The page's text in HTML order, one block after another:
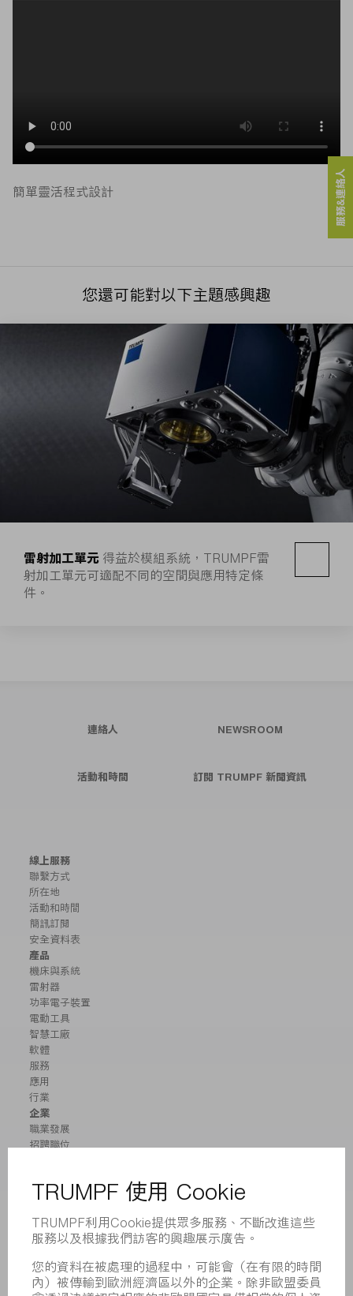
簡單靈活程式設計
您還可能對以下主題感興趣
雷射加工單元 得益於模組系統，TRUMPF雷
射加工單元可適配不同的空間與應用特定條
件。
服務&連絡人
連絡人 NEWSROOM
活動和時間 訂閱 TRUMPF 新聞資訊
線上服務
聯繫方式
所在地
活動和時間
簡訊訂閱
安全資料表
產品
機床與系統
雷射器
功率電子裝置
電動工具
智慧工廠
軟體
服務
應用
行業
企業
職業發展
招聘職位
業務報告
合規
舉報系統
新聞稿
雜誌